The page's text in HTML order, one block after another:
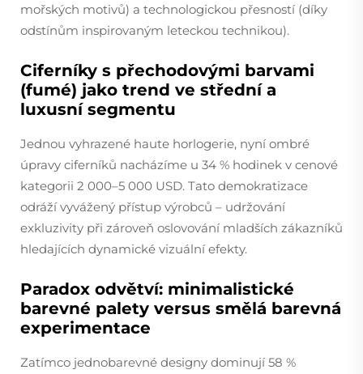
mořských motivů) a technologickou přesností (díky
odstínům inspirovaným leteckou technikou).
Ciferníky s přechodovými barvami
(fumé) jako trend ve střední a
luxusní segmentu
Jednou vyhrazené haute horlogerie, nyní ombré
úpravy ciferníků nacházíme u 34 % hodinek v cenové
kategorii 2 000–5 000 USD. Tato demokratizace
odráží vyvážený přístup výrobců – udržování
exkluzivity při zároveň oslovování mladších zákazníků
hledajících dynamické vizuální efekty.
Paradox odvětví: minimalistické
barevné palety versus smělá barevná
experimentace
Zatímco jednobarevné designy dominují 58 %